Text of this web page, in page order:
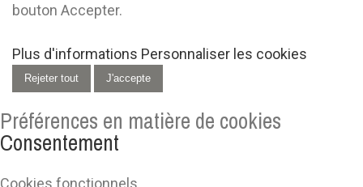
bouton Accepter.
Plus d'informations Personnaliser les cookies
Rejeter tout J'accepte
Préférences en matière de cookies
Consentement
Cookies fonctionnels